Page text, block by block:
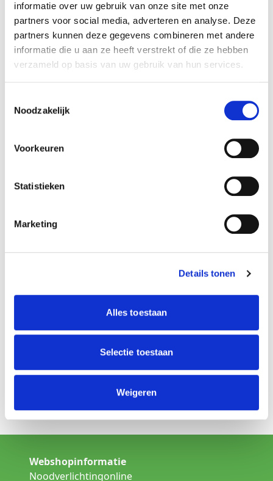
informatie over uw gebruik van onze site met onze
partners voor social media, adverteren en analyse. Deze
partners kunnen deze gegevens combineren met andere
informatie die u aan ze heeft verstrekt of die ze hebben
verzameld op basis van uw gebruik van hun services.
Noodzakelijk
Voorkeuren
Statistieken
Marketing
Details tonen
Alles toestaan
Selectie toestaan
Weigeren
Kies uw connector bij "gerelateerd"
Specificaties
Reference 418SF
22,5 x 170 mm
4,8 V
Stick
Is dit niet het product wat u zoekt
Kies een andere lamp uit de categorie:
Opbouw noodverlichting
Inbouw noodverlichting
Gallerij verlichting
Webshopinformatie
Noodverlichtingonline